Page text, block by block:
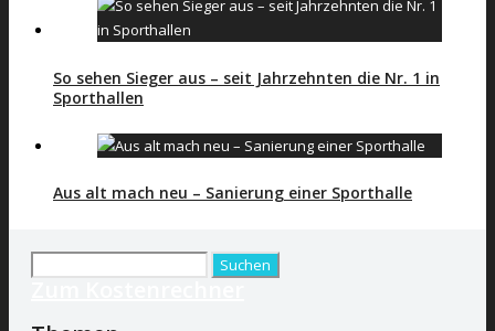
So sehen Sieger aus – seit Jahrzehnten die Nr. 1 in
Sporthallen
Aus alt mach neu – Sanierung einer Sporthalle